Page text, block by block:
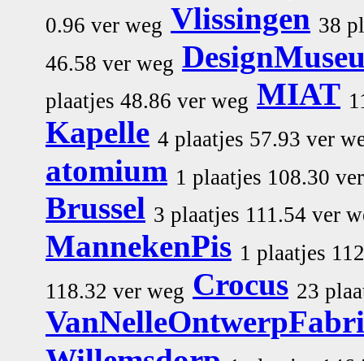
0.96 ver weg Vlissingen 38
46.58 ver weg
plaatjes 48.86 ver weg MIAT
Kapelle 4 plaatjes 57.93 ver
atomium 1 plaatjes 108.30
Brussel 3 plaatjes 111.54 ver
MannekenPis 1 plaatjes
118.32 ver weg Crocus 23